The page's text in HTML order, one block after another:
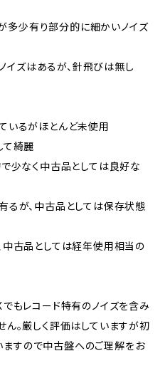
少有り部分的に細かいノイズ
ズはあるが、針飛びは無し
いるがほとんど未使用
て綺麗
少なく中古品としては良好な
が、中古品としては保存状態
中古品としては経年使用相当の
もレコード特有のノイズを含み
ん。厳しく評価はしていますが初
すので中古盤へのご理解をお